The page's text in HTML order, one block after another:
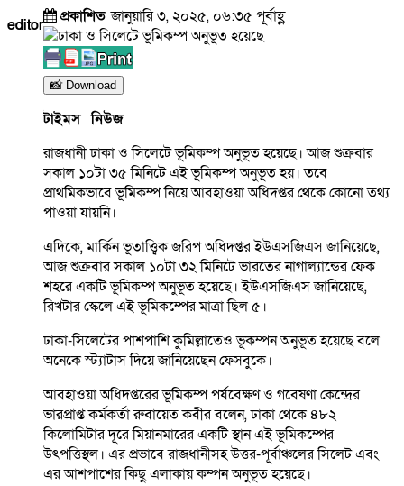
editor প্রকাশিতজানুয়ারি ৩, ২০২৫, ০৬:৩৫ পূর্বাহ্ণ
📸 Download
টাইমস নিউজ
রাজধানী ঢাকা ও সিলেটে ভূমিকম্প অনুভূত হয়েছে। আজ শুক্রবার
সকাল ১০টা ৩৫ মিনিটে এই ভূমিকম্প অনুভূত হয়। তবে
প্রাথমিকভাবে ভূমিকম্প নিয়ে আবহাওয়া অধিদপ্তর থেকে কোনো তথ্য
পাওয়া যায়নি।
এদিকে, মার্কিন ভূতাত্ত্বিক জরিপ অধিদপ্তর ইউএসজিএস জানিয়েছে,
আজ শুক্রবার সকাল ১০টা ৩২ মিনিটে ভারতের নাগাল্যান্ডের ফেক
শহরে একটি ভূমিকম্প অনুভূত হয়েছে। ইউএসজিএস জানিয়েছে,
রিখটার স্কেলে এই ভূমিকম্পের মাত্রা ছিল ৫।
ঢাকা-সিলেটের পাশপাশি কুমিল্লাতেও ভূকম্পন অনুভূত হয়েছে বলে
অনেকে স্ট্যাটাস দিয়ে জানিয়েছেন ফেসবুকে।
আবহাওয়া অধিদপ্তরের ভূমিকম্প পর্যবেক্ষণ ও গবেষণা কেন্দ্রের
ভারপ্রাপ্ত কর্মকর্তা রুবায়েত কবীর বলেন, ঢাকা থেকে ৪৮২
কিলোমিটার দূরে মিয়ানমারের একটি স্থান এই ভূমিকম্পের
উৎপত্তিস্থল। এর প্রভাবে রাজধানীসহ উত্তর-পূর্বাঞ্চলের সিলেট এবং
এর আশপাশের কিছু এলাকায় কম্পন অনুভূত হয়েছে।